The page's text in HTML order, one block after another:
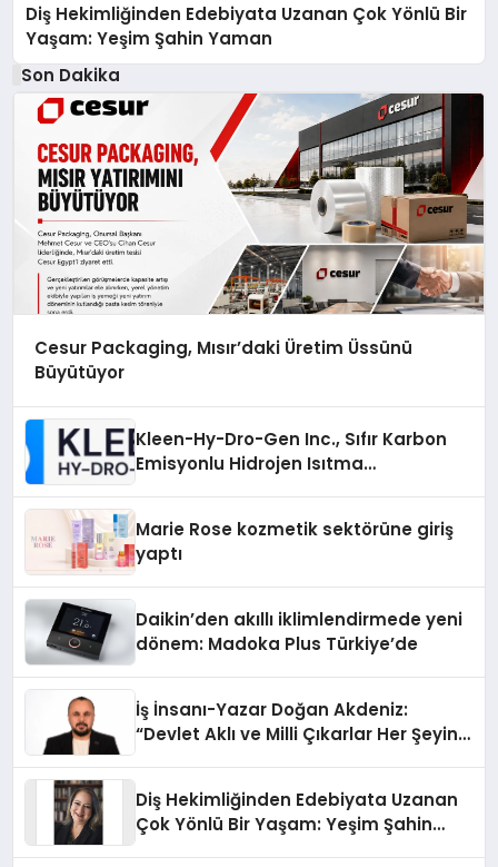
Diş Hekimliğinden Edebiyata Uzanan Çok Yönlü Bir
Yaşam: Yeşim Şahin Yaman
Son Dakika
Cesur Packaging, Mısır’daki Üretim Üssünü
Büyütüyor
Kleen-Hy-Dro-Gen Inc., Sıfır Karbon
Emisyonlu Hidrojen Isıtma
Marie Rose kozmetik sektörüne giriş
yaptı
Daikin’den akıllı iklimlendirmede yeni
dönem: Madoka Plus Türkiye’de
İş İnsanı-Yazar Doğan Akdeniz:
“Devlet Aklı ve Milli Çıkarlar Her Şeyin
Diş Hekimliğinden Edebiyata Uzanan
Çok Yönlü Bir Yaşam: Yeşim Şahin